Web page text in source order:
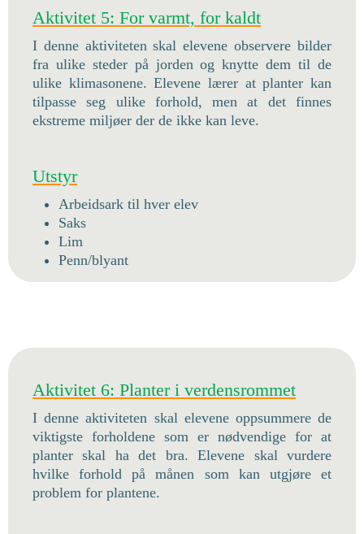
Aktivitet 5: For varmt, for kaldt
I denne aktiviteten skal elevene observere bilder
fra ulike steder på jorden og knytte dem til de
ulike klimasonene. Elevene lærer at planter kan
tilpasse seg ulike forhold, men at det finnes
ekstreme miljøer der de ikke kan leve.
Utstyr
Arbeidsark til hver elev
Saks
Lim
Penn/blyant
Aktivitet 6: Planter i verdensrommet
I denne aktiviteten skal elevene oppsummere de
viktigste forholdene som er nødvendige for at
planter skal ha det bra. Elevene skal vurdere
hvilke forhold på månen som kan utgjøre et
problem for plantene.